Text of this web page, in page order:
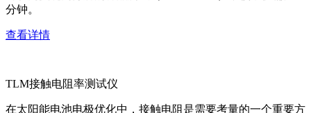
分钟。
查看详情
TLM接触电阻率测试仪
在太阳能电池电极优化中，接触电阻是需要考量的一个重要方